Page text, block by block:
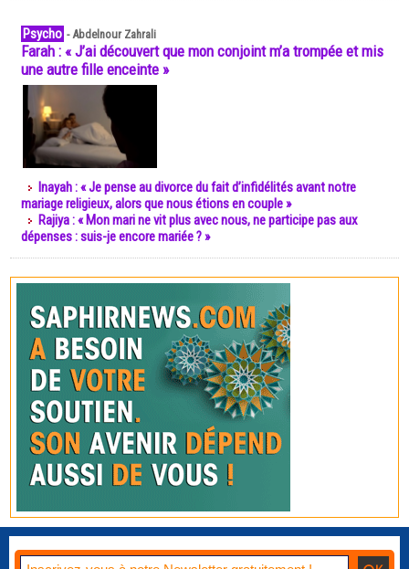
Psycho -Abdelnour Zahrali
Farah : « J’ai découvert que mon conjoint m’a trompée et mis
une autre fille enceinte »
Inayah : « Je pense au divorce du fait d’infidélités avant notre
mariage religieux, alors que nous étions en couple »
Rajiya : « Mon mari ne vit plus avec nous, ne participe pas aux
dépenses : suis-je encore mariée ? »